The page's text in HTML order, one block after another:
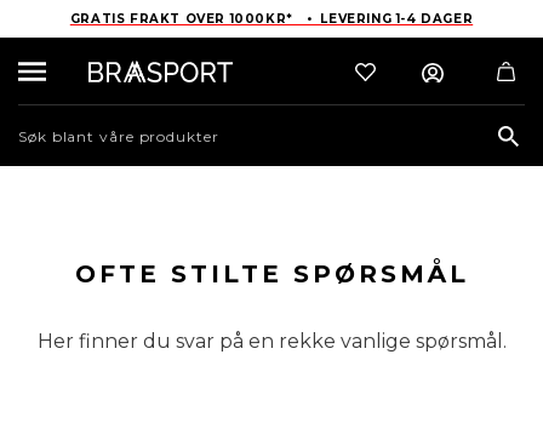
GRATIS FRAKT OVER 1000KR* • LEVERING 1-4 DAGER
OFTE STILTE SPØRSMÅL
Her finner du svar på en rekke vanlige spørsmål.